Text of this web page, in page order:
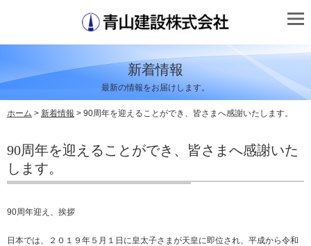
新着情報
最新の情報をお届けします。
ホーム > 新着情報 > 90周年を迎えることができ、皆さまへ感謝いたします。
90周年を迎えることができ、皆さまへ感謝いた
します。
90周年迎え、挨拶
日本では、２０１９年５月１日に皇太子さまが天皇に即位され、平成から令和